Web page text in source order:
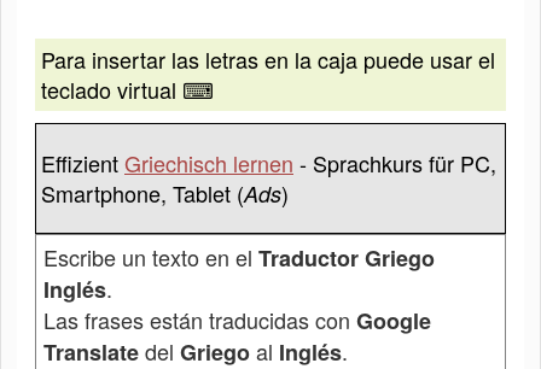
Para insertar las letras en la caja puede usar el
teclado virtual ⌨
EffizientGriechisch lernen - Sprachkurs für PC,
Smartphone, Tablet (Ads)
Escribe un texto en el Traductor Griego
Inglés.
Las frases están traducidas con Google
Translatedel Griegoal Inglés.